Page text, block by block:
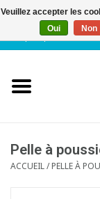
FR|
Service client
Pelle à
ACCUEIL/PELLE À
Veuillez accepter les
Oui
Non